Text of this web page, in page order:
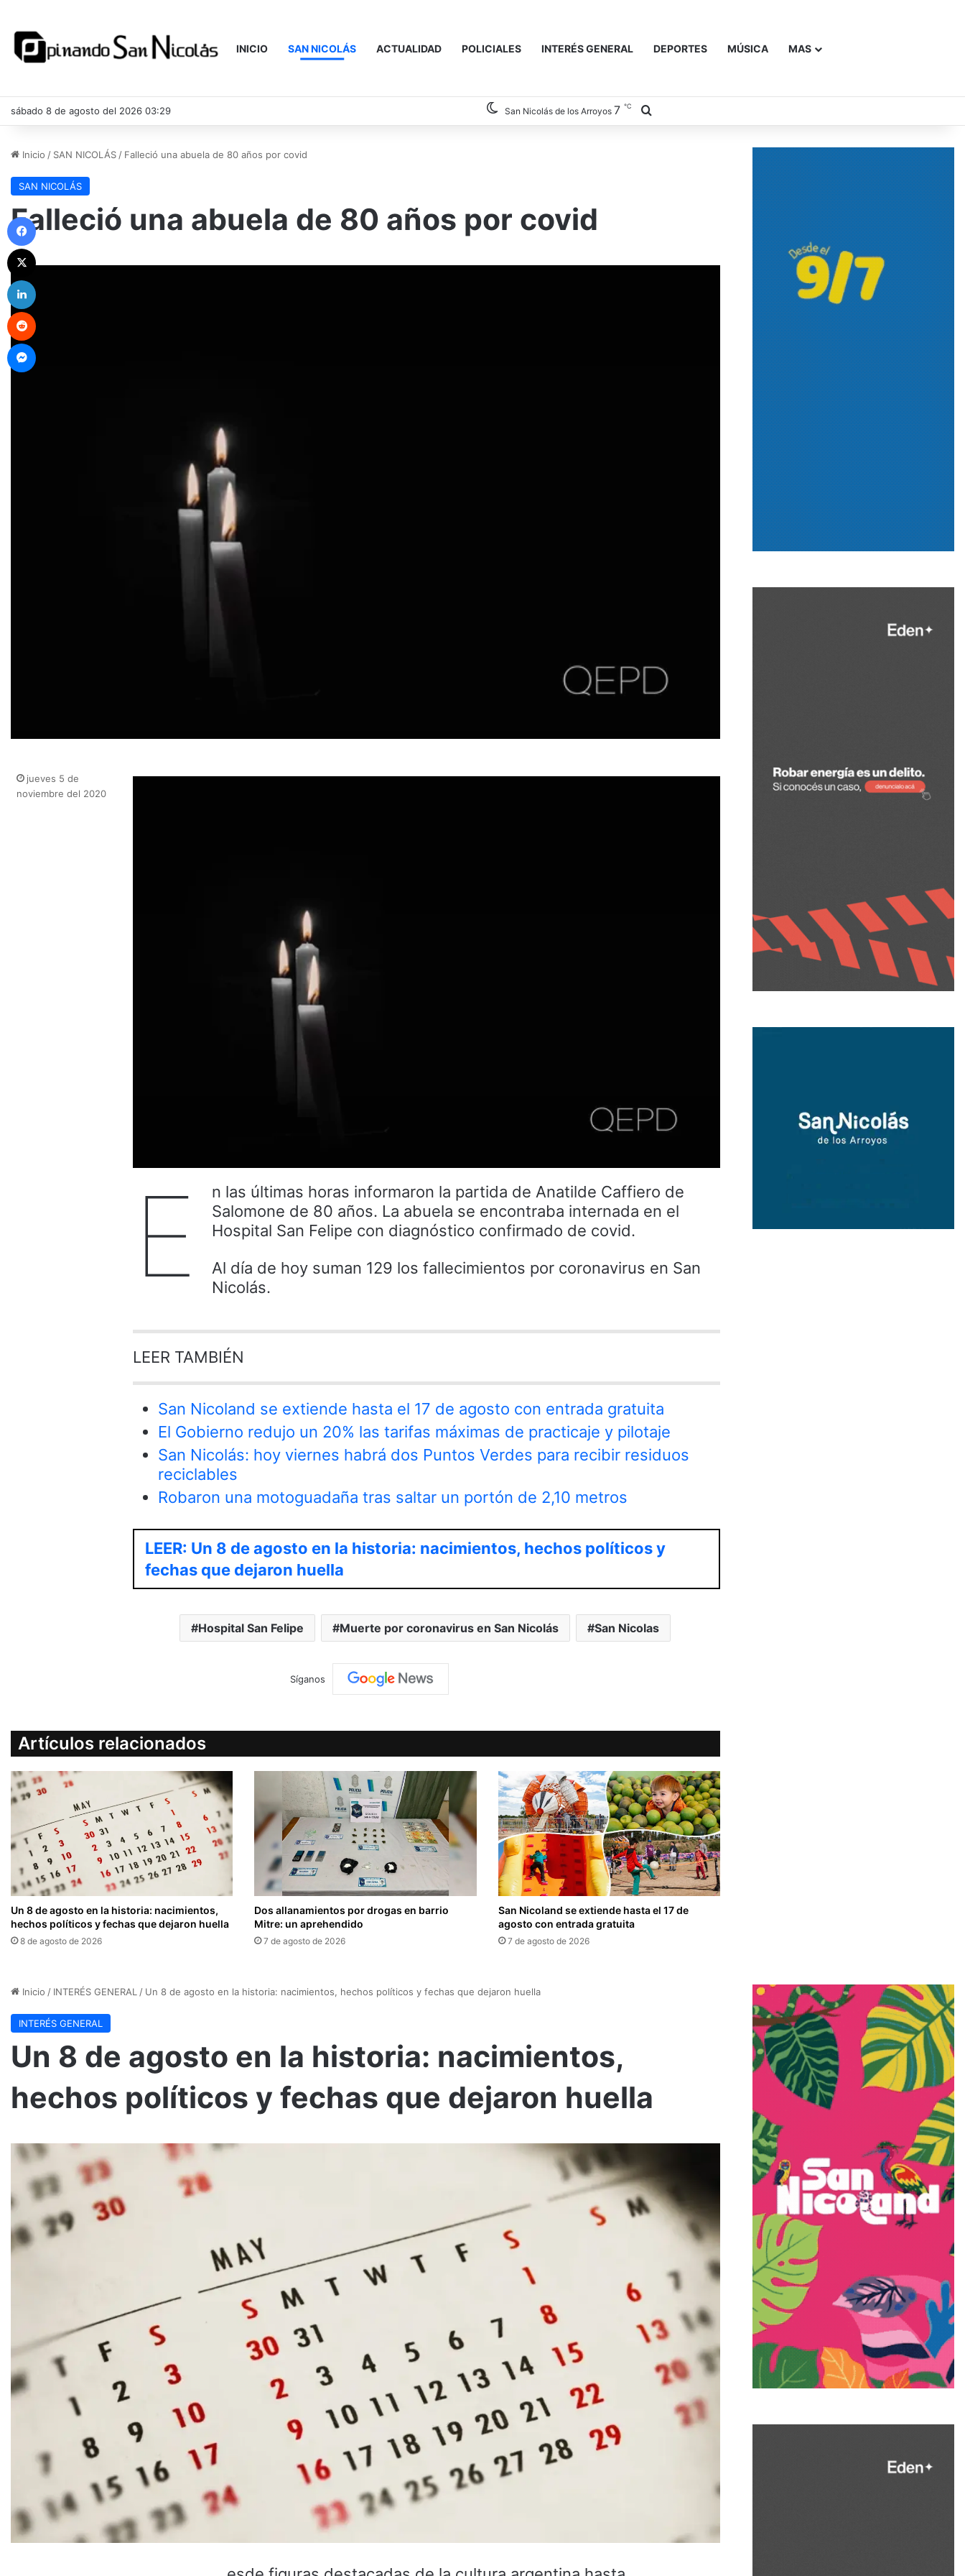
INICIO SAN NICOLÁS ACTUALIDAD POLICIALES INTERÉS GENERAL DEPORTES MÚSICA MAS
sábado 8 de agosto del 2026 03:29 San Nicolás de los Arroyos 7 ℃ Buscar
Inicio / SAN NICOLÁS / Falleció una abuela de 80 años por covid
SAN NICOLÁS
Falleció una abuela de 80 años por covid
E
n las últimas horas informaron la partida de Anatilde Caffiero de
Salomone de 80 años. La abuela se encontraba internada en el
Hospital San Felipe con diagnóstico confirmado de covid.
Al día de hoy suman 129 los fallecimientos por coronavirus en San
Nicolás.
LEER TAMBIÉN
San Nicoland se extiende hasta el 17 de agosto con entrada gratuita
El Gobierno redujo un 20% las tarifas máximas de practicaje y pilotaje
San Nicolás: hoy viernes habrá dos Puntos Verdes para recibir residuos
reciclables
Robaron una motoguadaña tras saltar un portón de 2,10 metros
LEER: Un 8 de agosto en la historia: nacimientos, hechos políticos y
fechas que dejaron huella
Hospital San Felipe Muerte por coronavirus en San Nicolás San Nicolas
jueves 5 de
noviembre del 2020
Síganos
Artículos relacionados
Un 8 de agosto en la historia: nacimientos,
hechos políticos y fechas que dejaron huella
8 de agosto de 2026
Dos allanamientos por drogas en barrio
Mitre: un aprehendido
7 de agosto de 2026
San Nicoland se extiende hasta el 17 de
agosto con entrada gratuita
7 de agosto de 2026
Facebook